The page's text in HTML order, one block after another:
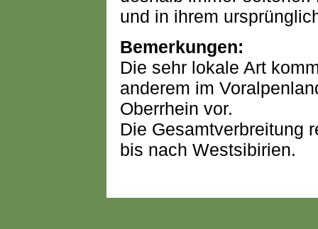
und in ihrem
Bemerkungen:
Die sehr lokale Art
anderem im
Oberrhein vor.
Die Gesamtverbreitung
bis nach Westsibirien.